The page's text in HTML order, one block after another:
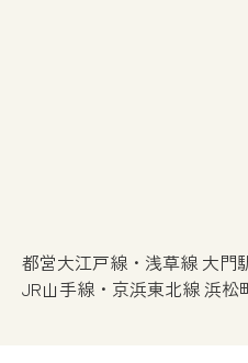
都営大江戸線・浅草線 大門
JR山手線・京浜東北線 浜松